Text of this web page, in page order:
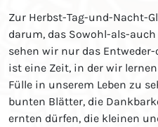
Zur Herbst-Tag-und-Nacht-
darum, das Sowohl-als-
sehen wir nur das
ist eine Zeit, in der wir
Fülle in unserem Leben zu
bunten Blätter, die
ernten dürfen, die kleinen